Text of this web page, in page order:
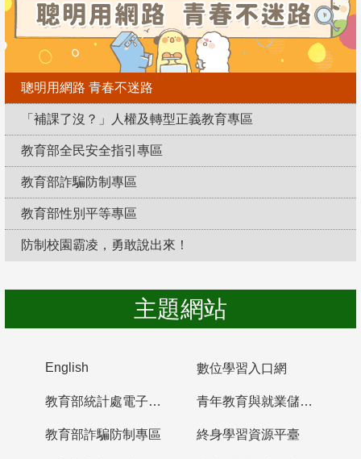
聰明用網路 青春不迷路
「補課了沒？」人權及轉型正義教育專區
教育部全民安全指引專區
教育部詐騙防制專區
教育部性別平等專區
防制校園霸凌，勇敢說出來！
主題網站
English 數位學習入口網
教育部統計處電子書櫃 青年教育與就業儲蓄帳戶
教育部詐騙防制專區 終身學習資源平臺